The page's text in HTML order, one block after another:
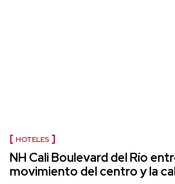
HOTELES
NH Cali Boulevard del Río
movimiento del centro y la